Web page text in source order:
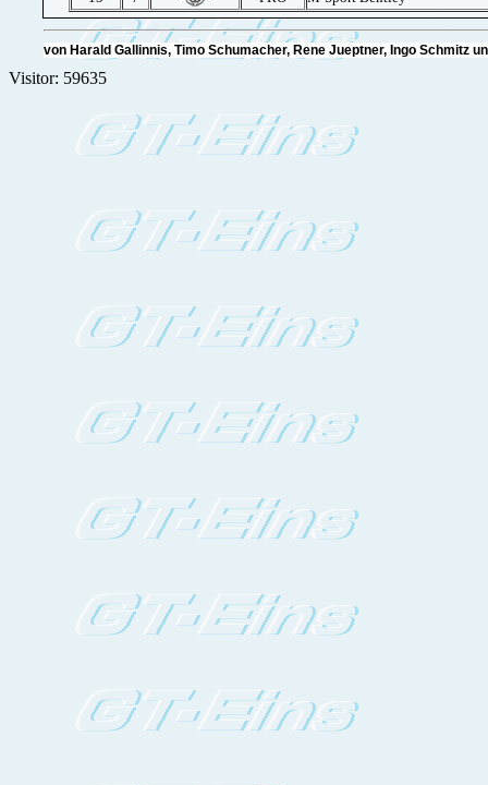
von Harald Gallinnis, Timo Schumacher, Rene Jueptner, Ingo
Visitor: 59635